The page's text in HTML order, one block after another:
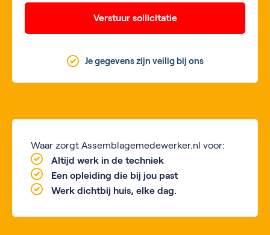
Verstuur sollicitatie
Je gegevens zijn veilig bij ons
Waar zorgt Assemblagemedewerker.nl voor:
Altijd werk in de techniek
Een opleiding die bij jou past
Werk dichtbij huis, elke dag.